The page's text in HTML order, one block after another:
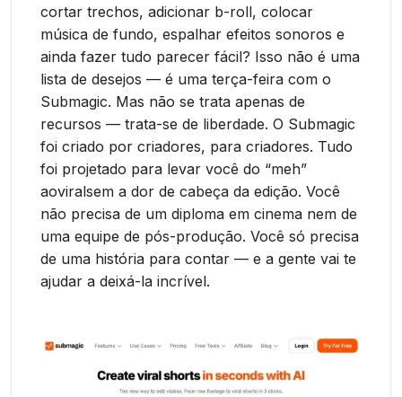
cortar trechos, adicionar b-roll, colocar
música de fundo, espalhar efeitos sonoros e
ainda fazer tudo parecer fácil? Isso não é uma
lista de desejos — é uma terça-feira com o
Submagic. Mas não se trata apenas de
recursos — trata-se de liberdade. O Submagic
foi criado por criadores, para criadores. Tudo
foi projetado para levar você do “meh”
aoviralsem a dor de cabeça da edição. Você
não precisa de um diploma em cinema nem de
uma equipe de pós-produção. Você só precisa
de uma história para contar — e a gente vai te
ajudar a deixá-la incrível.